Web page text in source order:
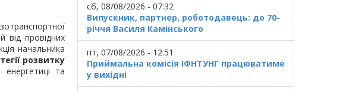
від провідних
начальника
розвитку
та
сб, 08/08/2026 - 07:32
Випускник, партнер, роботодавець: до 70-
річчя Василя Камінського
пт, 07/08/2026 - 12:51
Приймальна комісія ІФНТУНГ працюватиме
у вихідні